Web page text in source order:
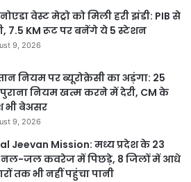
वेस्ट मेट्रो को मिली हरी झंडी: PIB से
7.5 KM रूट पर बनेंगे ये 5 स्टेशन
9, 2026
नियम पर ब्यूरोक्रेसी का अड़ंगा: 25
नियम खत्म करने में देरी, CM के
भी बेअसर
9, 2026
Jeevan Mission: मध्य प्रदेश के 23
जल कवरेज में पिछड़े, 8 जिलों में आधे
तक भी नहीं पहुंचा पानी